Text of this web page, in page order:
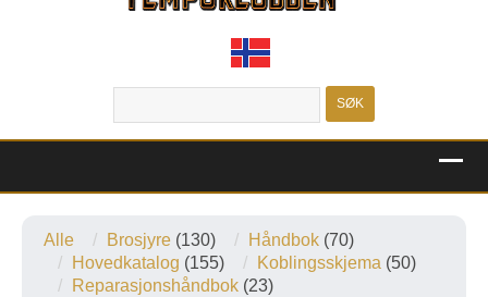
Alle Brosjyre(130) Håndbok(70)
Hovedkatalog (155) Koblingsskjema (50)
Reparasjonshåndbok(23)